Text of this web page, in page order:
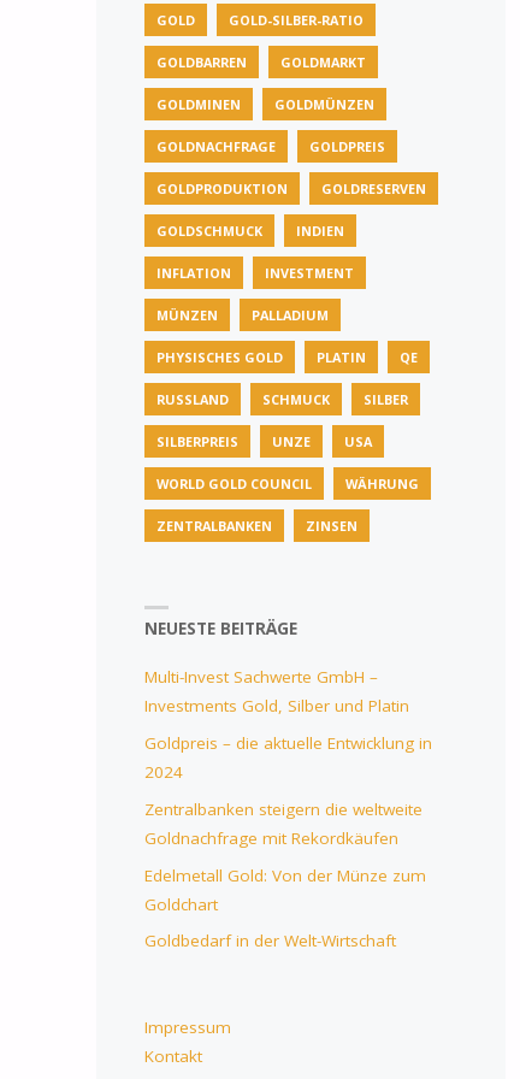
GOLD GOLD-SILBER-RATIO
GOLDBARREN GOLDMARKT
GOLDMINEN GOLDMÜNZEN
GOLDNACHFRAGE GOLDPREIS
GOLDPRODUKTION GOLDRESERVEN
GOLDSCHMUCK INDIEN
INFLATION INVESTMENT
MÜNZEN PALLADIUM
PHYSISCHES GOLD PLATIN QE
RUSSLAND SCHMUCK SILBER
SILBERPREIS UNZE USA
WORLD GOLD COUNCIL WÄHRUNG
ZENTRALBANKEN ZINSEN
NEUESTE BEITRÄGE
Multi-Invest Sachwerte GmbH –
Investments Gold, Silber und Platin
Goldpreis – die aktuelle Entwicklung in
2024
Zentralbanken steigern die weltweite
Goldnachfrage mit Rekordkäufen
Edelmetall Gold: Von der Münze zum
Goldchart
Goldbedarf in der Welt-Wirtschaft
Impressum
Kontakt